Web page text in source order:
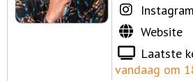
Instagram
Website
Laatste
vandaag om